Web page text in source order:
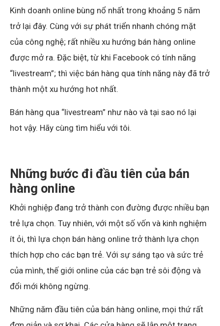
Kinh doanh online bùng nổ nhất trong khoảng 5 năm
trở lại đây. Cùng với sự phát triển nhanh chóng mặt
của công nghệ; rất nhiều xu hướng bán hàng online
được mở ra. Đặc biệt, từ khi Facebook có tính năng
“livestream”; thì việc bán hàng qua tính năng này đã trở
thành một xu hướng hot nhất.
Bán hàng qua “livestream” như nào và tại sao nó lại
hot vậy. Hãy cùng tìm hiểu với tôi.
Những bước đi đầu tiên của bán
hàng online
Khởi nghiệp đang trở thành con đường được nhiều bạn
trẻ lựa chọn. Tuy nhiên, với một số vốn và kinh nghiệm
ít ỏi, thì lựa chọn bán hàng online trở thành lựa chọn
thích hợp cho các bạn trẻ. Với sự sáng tạo và sức trẻ
của mình, thế giới online của các bạn trẻ sôi động và
đổi mới không ngừng.
Những năm đầu tiên của bán hàng online, mọi thứ rất